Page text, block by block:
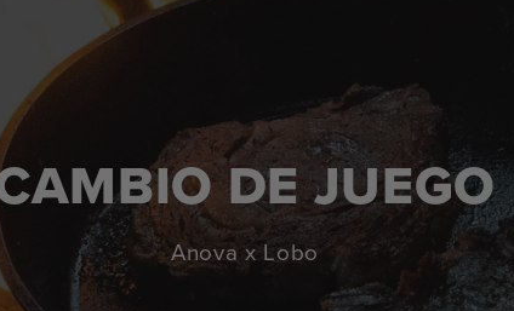
DE JUEGO
Anova x Lobo